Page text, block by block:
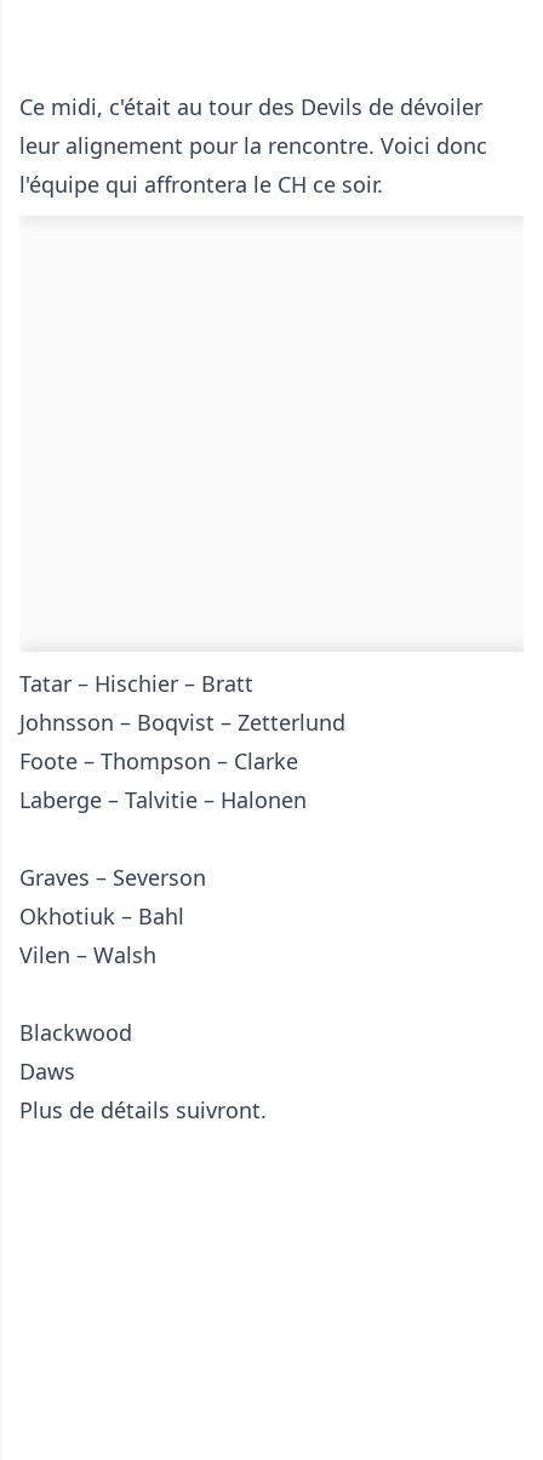
Ce midi, c'était au tour des Devils de dévoiler
leur alignement pour la rencontre. Voici donc
l'équipe qui affrontera le CH ce soir.
Tatar – Hischier – Bratt
Johnsson – Boqvist – Zetterlund
Foote – Thompson – Clarke
Laberge – Talvitie – Halonen
Graves – Severson
Okhotiuk – Bahl
Vilen – Walsh
Blackwood
Daws
Plus de détails suivront.